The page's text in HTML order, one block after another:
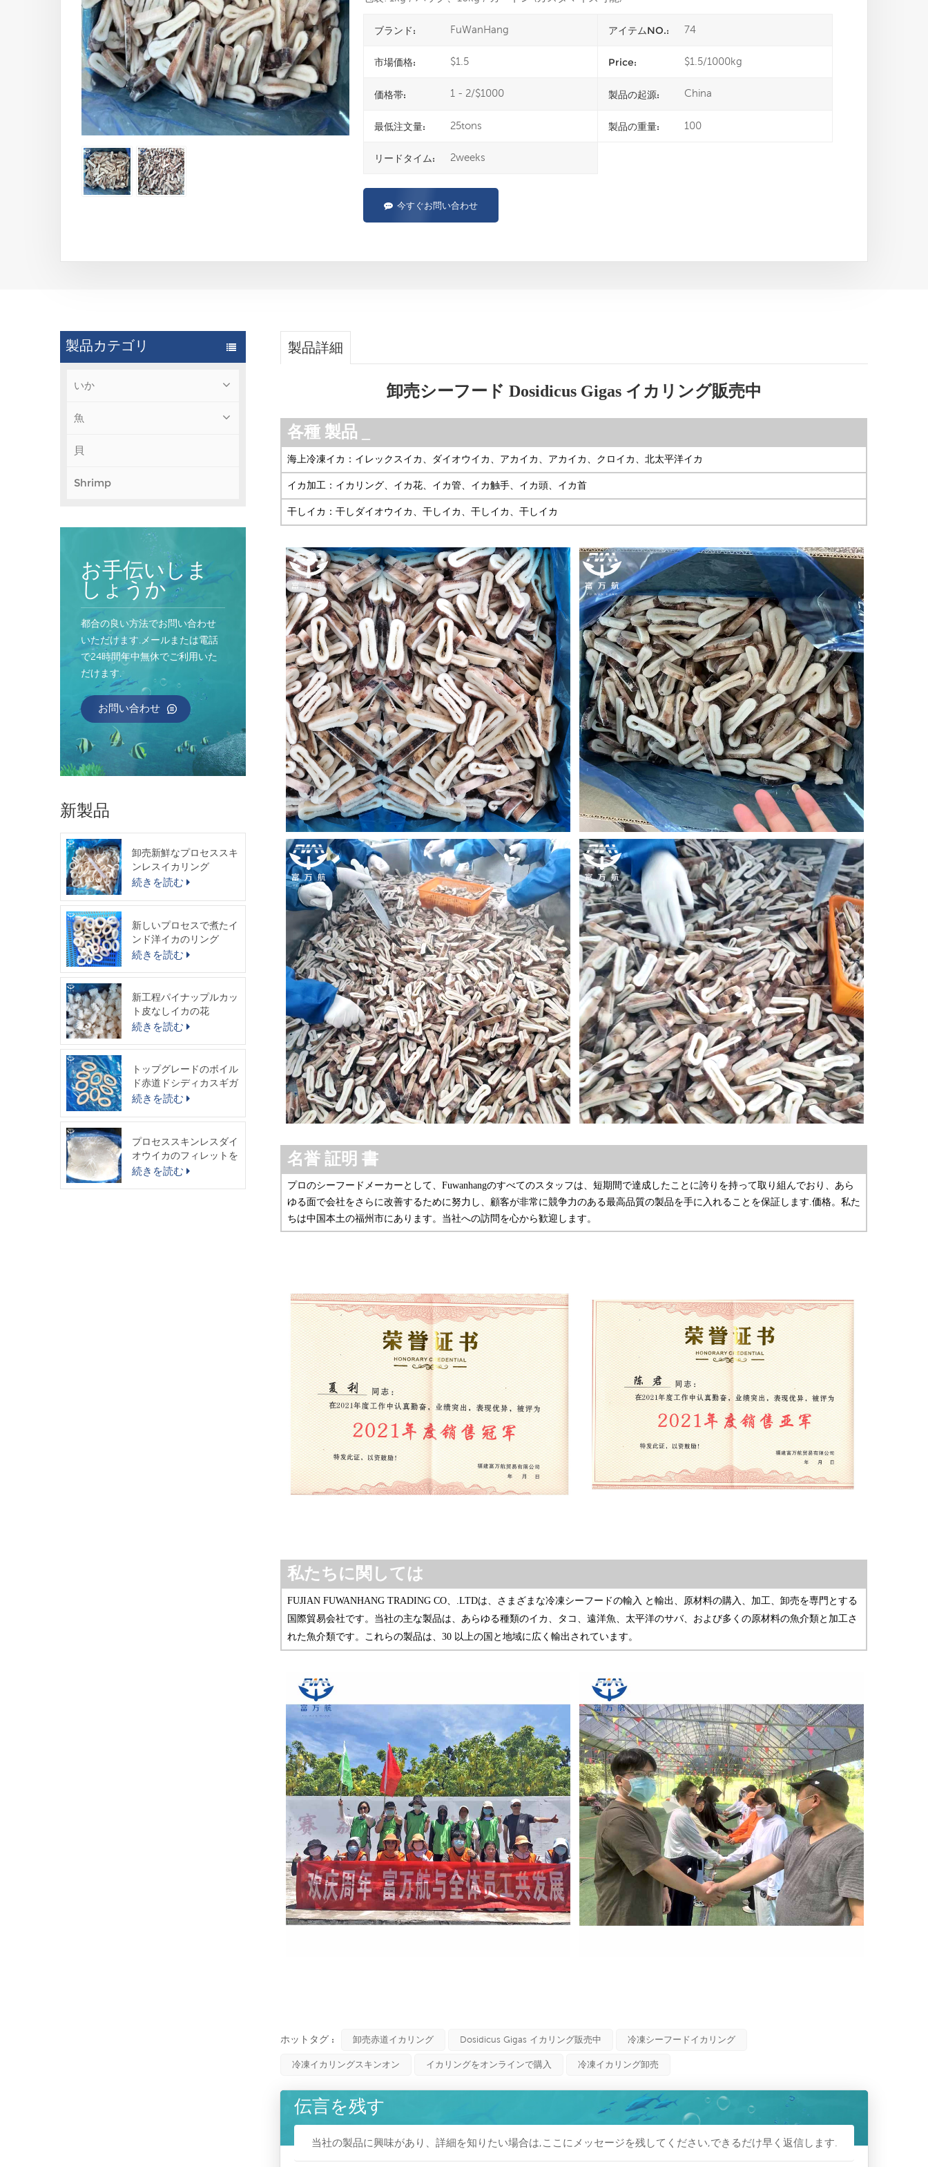
ブランド: FuWanHang アイテムNO.: 74
市場価格: $1.5 Price: $1.5/1000kg
価格帯: 1 - 2/$1000 製品の起源: China
最低注文量: 25tons 製品の重量: 100
リードタイム: 2weeks
今すぐお問い合わせ
製品カテゴリ
いか
魚
貝
Shrimp
お手伝いしま
しょうか
都合の良い方法でお問い合わせ
いただけます.メールまたは電話
で24時間年中無休でご利用いた
だけます.
お問い合わせ
新製品
卸売新鮮なプロセススキ
ンレスイカリング
続きを読む
新しいプロセスで煮たイ
ンド洋イカのリング
続きを読む
新工程パイナップルカッ
ト皮なしイカの花
続きを読む
トップグレードのボイル
ド赤道ドシディカスギガ
スイカリング
続きを読む
プロセススキンレスダイ
オウイカのフィレットを
出荷する準備ができまし
続きを読む
製品詳細
卸売シーフード Dosidicus Gigas イカリング販売中
各種 製品
海上冷凍イカ：イレックスイカ、ダイオウイカ、アカイカ、アカイカ、クロイカ、北太平洋イカ
イカ加工：イカリング、イカ花、イカ管、イカ触手、イカ頭、イカ首
干しイカ：干しダイオウイカ、干しイカ、干しイカ、干しイカ
名誉証明書
プロのシーフードメーカーとして、Fuwanhangのすべてのスタッフは、短期間で達成したことに誇りを持って取り組んでおり、あら
ゆる面で会社をさらに改善するために努力し、顧客が非常に競争力のある最高品質の製品を手に入れることを保証します.価格。私た
ちは中国本土の福州市にあります。当社への訪問を心から歓迎します。
私たちに関しては
FUJIAN FUWANHANG TRADING CO、.LTDは、さまざまな冷凍シーフードの輸入 と輸出、原材料の購入、加工、卸売を専門とする
国際貿易会社です。当社の主な製品は、あらゆる種類のイカ、タコ、遠洋魚、太平洋のサバ、および多くの原材料の魚介類と加工さ
れた魚介類です。これらの製品は、30 以上の国と地域に広く輸出されています。
ホットタグ : 卸売赤道イカリング Dosidicus Gigas イカリング販売中 冷凍シーフードイカリング
冷凍イカリングスキンオン イカリングをオンラインで購入 冷凍イカリング卸売
伝言を残す
当社の製品に興味があり、詳細を知りたい場合は,ここにメッセージを残してください,できるだけ早く返信します.